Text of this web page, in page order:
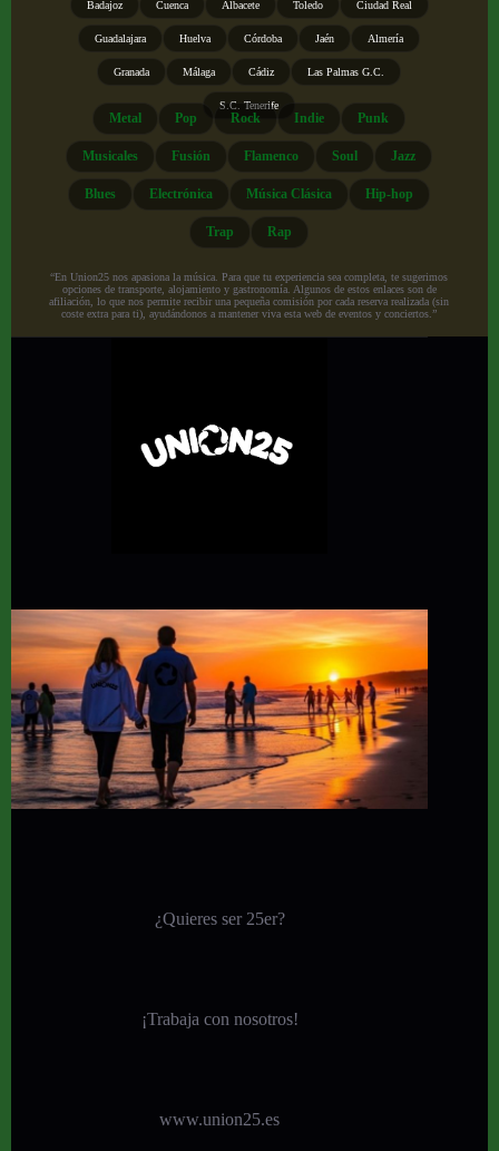
Badajoz Cuenca Albacete Toledo Ciudad Real
Guadalajara Huelva Córdoba Jaén Almería
Granada Málaga Cádiz Las Palmas G.C.
S.C. Tenerife
Metal Pop Rock Indie Punk
Musicales Fusión Flamenco Soul Jazz
Blues Electrónica Música Clásica Hip-hop
Trap Rap
“En Union25 nos apasiona la música. Para que tu experiencia sea completa, te sugerimos
opciones de transporte, alojamiento y gastronomía. Algunos de estos enlaces son de
afiliación, lo que nos permite recibir una pequeña comisión por cada reserva realizada (sin
coste extra para ti), ayudándonos a mantener viva esta web de eventos y conciertos.”
¿Quieres ser 25er?
¡Trabaja con nosotros!
www.union25.es